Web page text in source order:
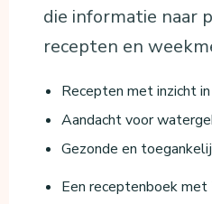
die informatie naar
recepten en
Recepten met inzicht
Aandacht voor
Gezonde en
Een receptenboek met